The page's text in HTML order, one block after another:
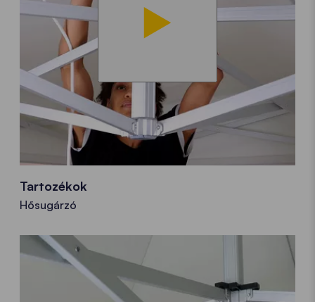
Tartozékok
Hősugárzó